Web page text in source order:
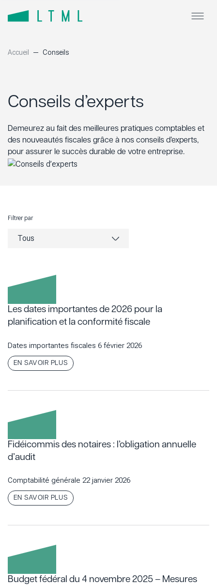
CERTIFICATION
Mission d’examen
Accompagnement pour la conformité
Planification fiscale
Planification successorale
Fiscalité des entreprises
SERVICE-CONSEIL
Évaluation d’entreprise
Fusion et acquisition
Financement
Projections financières
À propos
Accueil Conseils
Conseils d’experts
Demeurez au fait des meilleures pratiques comptables et
des nouveautés fiscales grâce à nos conseils d’experts,
pour assurer le succès durable de votre entreprise.
Filtrer par
Les dates importantes de 2026 pour la
planification et la conformité fiscale
Dates importantes fiscales 6 février 2026
EN SAVOIR PLUS
Fidéicommis des notaires : l’obligation annuelle
d’audit
Comptabilité générale 22 janvier 2026
EN SAVOIR PLUS
Budget fédéral du 4 novembre 2025 – Mesures